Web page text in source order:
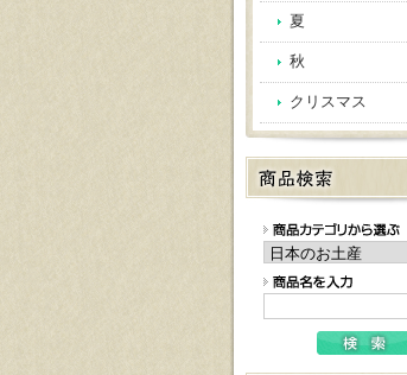
夏
秋
クリスマス